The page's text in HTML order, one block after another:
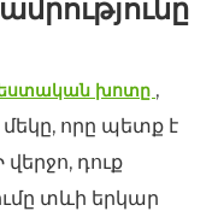
​​խոտը ,
որը պետք է
վերջո, դուք
տևի երկար